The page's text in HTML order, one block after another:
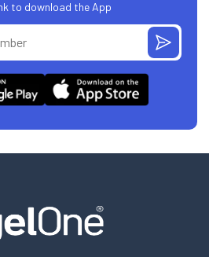
to download the App